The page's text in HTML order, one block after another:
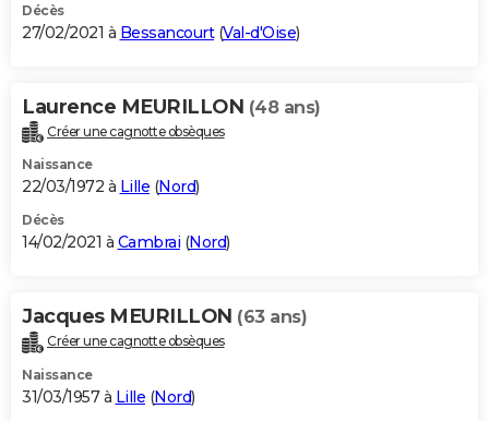
Décès
27/02/2021 à Bessancourt(Val-d'Oise)
Laurence MEURILLON (48 ans)
Créer une cagnotte obsèques
Naissance
22/03/1972 à Lille (Nord)
Décès
14/02/2021 à Cambrai (Nord)
Jacques MEURILLON (63 ans)
Créer une cagnotte obsèques
Naissance
31/03/1957 à Lille (Nord)